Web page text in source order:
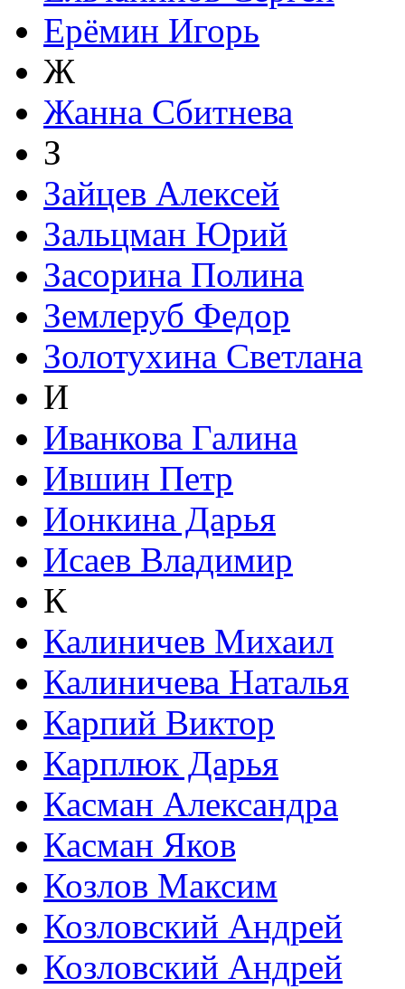
Ерёмин Игорь
Ж
Жанна Сбитнева
З
Зайцев Алексей
Зальцман Юрий
Засорина Полина
Землеруб Федор
Золотухина Светлана
И
Иванкова Галина
Ившин Петр
Ионкина Дарья
Исаев Владимир
К
Калиничев Михаил
Калиничева Наталья
Карпий Виктор
Карплюк Дарья
Касман Александра
Касман Яков
Козлов Максим
Козловский Андрей
Козловский Андрей